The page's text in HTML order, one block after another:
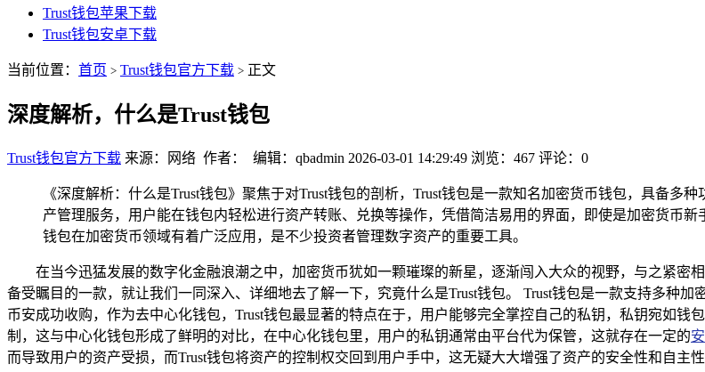
Trust钱包苹果下载
Trust钱包安卓下载
当前位置： 首页 > Trust钱包官方下载 > 正文
深度解析，什么是Trust钱包
Trust钱包官方下载 来源：网络 作者： 编辑：qbadmin 2026-03-01 14:29:49 浏览：467 评论：0
《深度解析：什么是Trust钱包》聚焦于对Trust钱包的剖析，Trust钱包是一款知名加密货币钱包，具备多
产管理服务，用户能在钱包内轻松进行资产转账、兑换等操作，凭借简洁易用的界面，即使是加密货币
钱包在加密货币领域有着广泛应用，是不少投资者管理数字资产的重要工具。
在当今迅猛发展的数字化金融浪潮之中，加密货币犹如一颗璀璨的新星，逐渐闯入大众的视野，与之紧密
备受瞩目的一款，就让我们一同深入、详细地去了解一下，究竟什么是Trust钱包。 Trust钱包是一款支持多种
币安成功收购，作为去中心化钱包，Trust钱包最显著的特点在于，用户能够完全掌控自己的私钥，私钥宛如
制，这与中心化钱包形成了鲜明的对比，在中心化钱包里，用户的私钥通常由平台代为保管，这就存在一定的
而导致用户的资产受损，而Trust钱包将资产的控制权交回到用户手中，这无疑大大增强了资产的安全性和自主